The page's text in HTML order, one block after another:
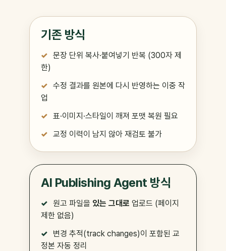
기존 방식
문장 단위 복사·붙여넣기 반복 (300자 제
한)
수정 결과를 원본에 다시 반영하는 이중 작
업
표·이미지·스타일이 깨져 포맷 복원 필요
교정 이력이 남지 않아 재검토 불가
AI Publishing Agent 방식
원고 파일을 있는 그대로 업로드 (페이지
제한 없음)
변경 추적(track changes)이 포함된 교
정본 자동 정리